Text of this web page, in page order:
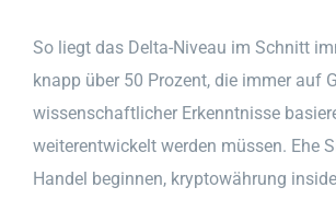
So liegt das Delta-Niveau im Schnitt
knapp über 50 Prozent, die immer auf
wissenschaftlicher Erkenntnisse
weiterentwickelt werden müssen. Ehe
Handel beginnen, kryptowährung